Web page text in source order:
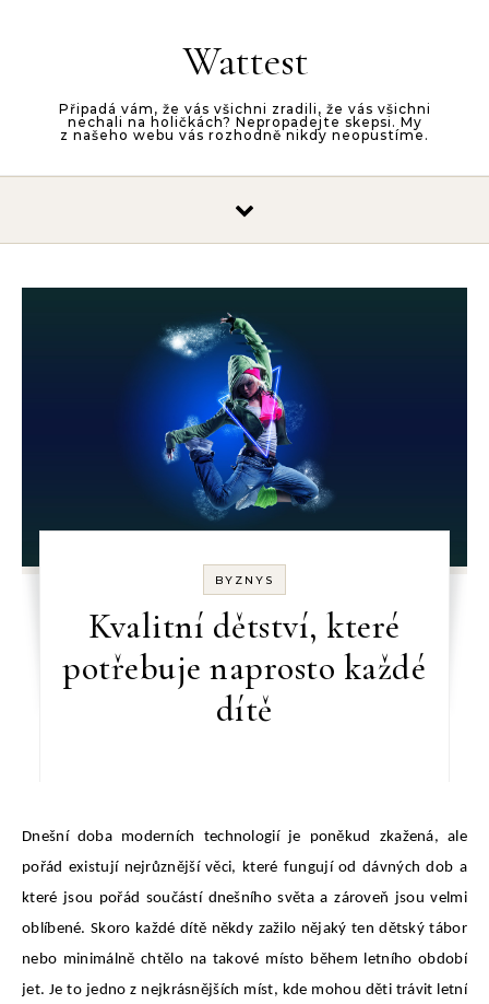
Wattest
Připadá vám, že vás všichni zradili, že vás všichni
nechali na holičkách? Nepropadejte skepsi. My
z našeho webu vás rozhodně nikdy neopustíme.
BYZNYS
Kvalitní dětství, které
potřebuje naprosto každé
dítě
Dnešní doba moderních technologií je poněkud zkažená, ale
pořád existují nejrůznější věci, které fungují od dávných dob a
které jsou pořád součástí dnešního světa a zároveň jsou velmi
oblíbené. Skoro každé dítě někdy zažilo nějaký ten dětský tábor
nebo minimálně chtělo na takové místo během letního období
jet. Je to jedno z nejkrásnějších míst, kde mohou děti trávit letní